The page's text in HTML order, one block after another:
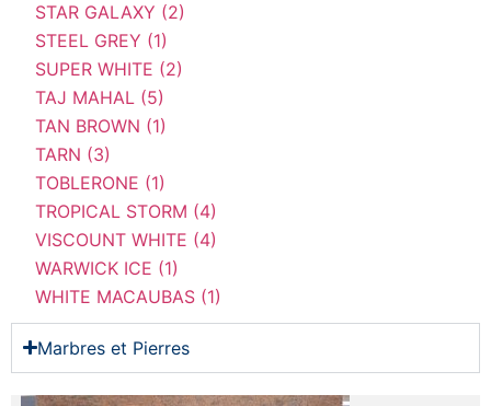
STAR GALAXY (2)
STEEL GREY (1)
SUPER WHITE (2)
TAJ MAHAL (5)
TAN BROWN (1)
TARN (3)
TOBLERONE (1)
TROPICAL STORM (4)
VISCOUNT WHITE (4)
WARWICK ICE (1)
WHITE MACAUBAS (1)
Marbres et Pierres